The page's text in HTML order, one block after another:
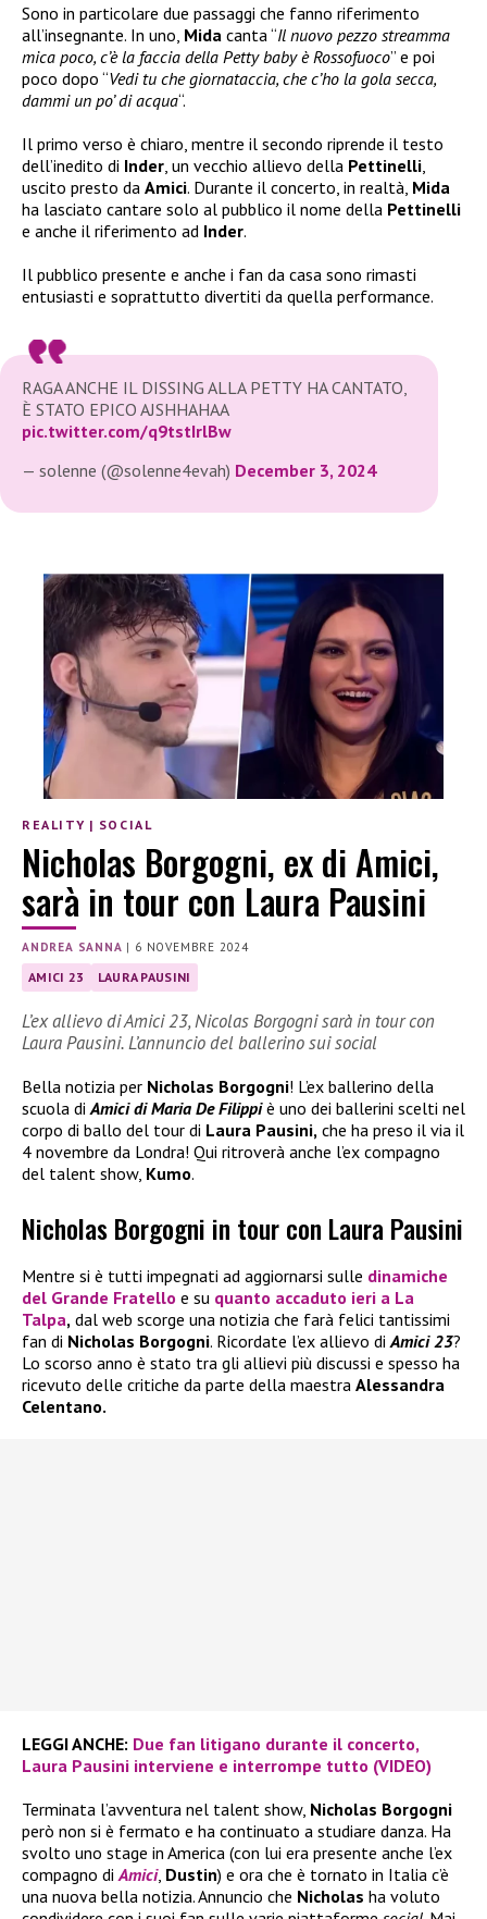
Sono in particolare due passaggi che fanno riferimento
all’insegnante. In uno, Mida canta “Il nuovo pezzo streamma
mica poco, c’è la faccia della Petty baby è Rossofuoco” e poi
poco dopo “Vedi tu che giornataccia, che c’ho la gola secca,
dammi un po’ di acqua“.
Il primo verso è chiaro, mentre il secondo riprende il testo
dell’inedito di Inder , un vecchio allievo della Pettinelli
uscito presto da Amici. Durante il concerto, in realtà, Mida
ha lasciato cantare solo al pubblico il nome della Pettinelli
e anche il riferimento ad Inder.
Il pubblico presente e anche i fan da casa sono rimasti
entusiasti e soprattutto divertiti da quella performance.
RAGA ANCHE IL DISSING ALLA PETTY HA CANTATO,
È STATO EPICO AJSHHAHAA
pic.twitter.com/q9tstIrlBw
— solenne (@solenne4evah) December 3, 2024
REALITY | SOCIAL
Nicholas Borgogni, ex di Amici,
sarà in tour con Laura Pausini
ANDREA SANNA | 6 NOVEMBRE 2024
AMICI 23 LAURA PAUSINI
L’ex allievo di Amici 23, Nicolas Borgogni sarà in tour con
Laura Pausini. L’annuncio del ballerino sui social
Bella notizia per Nicholas Borgogni! L’ex ballerino della
scuola di Amici di Maria De Filippiè uno dei ballerini scelti nel
corpo di ballo del tour di Laura Pausini, che ha preso il via il
4 novembre da Londra! Qui ritroverà anche l’ex compagno
del talent show, Kumo.
Nicholas Borgogni in tour con Laura Pausini
Mentre si è tutti impegnati ad aggiornarsi sulle dinamiche
del Grande Fratello e su quanto accaduto ieri a La
Talpa, dal web scorge una notizia che farà felici tantissimi
fan di Nicholas Borgogni. Ricordate l’ex allievo diAmici 23?
Lo scorso anno è stato tra gli allievi più discussi e spesso ha
ricevuto delle critiche da parte della maestra Alessandra
Celentano.
LEGGI ANCHE: Due fan litigano durante il concerto,
Laura Pausini interviene e interrompe tutto (VIDEO)
Terminata l’avventura nel talent show, Nicholas Borgogni
però non si è fermato e ha continuato a studiare danza. Ha
svolto uno stage in America (con lui era presente anche l’ex
compagno diAmici, Dustin) e ora che è tornato in Italia c’è
una nuova bella notizia. Annuncio che Nicholas ha voluto